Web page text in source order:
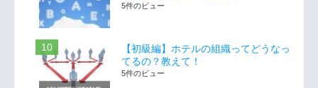
5件のビュー
【初級編】ホテルの組織ってどうなっ
てるの？教えて！
5件のビュー